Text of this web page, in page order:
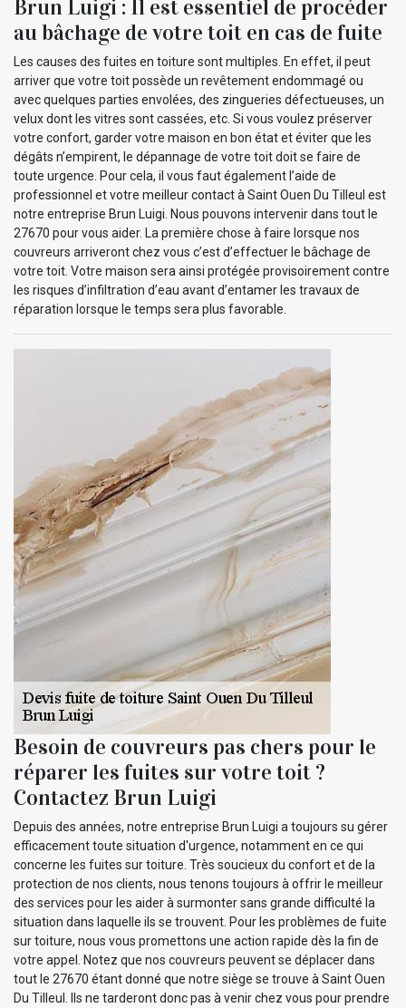
Brun Luigi : Il est essentiel de procéder
au bâchage de votre toit en cas de fuite
Les causes des fuites en toiture sont multiples. En effet, il peut
arriver que votre toit possède un revêtement endommagé ou
avec quelques parties envolées, des zingueries défectueuses, un
velux dont les vitres sont cassées, etc. Si vous voulez préserver
votre confort, garder votre maison en bon état et éviter que les
dégâts n’empirent, le dépannage de votre toit doit se faire de
toute urgence. Pour cela, il vous faut également l’aide de
professionnel et votre meilleur contact à Saint Ouen Du Tilleul est
notre entreprise Brun Luigi. Nous pouvons intervenir dans tout le
27670 pour vous aider. La première chose à faire lorsque nos
couvreurs arriveront chez vous c’est d’effectuer le bâchage de
votre toit. Votre maison sera ainsi protégée provisoirement contre
les risques d’infiltration d’eau avant d’entamer les travaux de
réparation lorsque le temps sera plus favorable.
Besoin de couvreurs pas chers pour le
réparer les fuites sur votre toit ?
Contactez Brun Luigi
Depuis des années, notre entreprise Brun Luigi a toujours su gérer
efficacement toute situation d'urgence, notamment en ce qui
concerne les fuites sur toiture. Très soucieux du confort et de la
protection de nos clients, nous tenons toujours à offrir le meilleur
des services pour les aider à surmonter sans grande difficulté la
situation dans laquelle ils se trouvent. Pour les problèmes de fuite
sur toiture, nous vous promettons une action rapide dès la fin de
votre appel. Notez que nos couvreurs peuvent se déplacer dans
tout le 27670 étant donné que notre siège se trouve à Saint Ouen
Du Tilleul. Ils ne tarderont donc pas à venir chez vous pour prendre